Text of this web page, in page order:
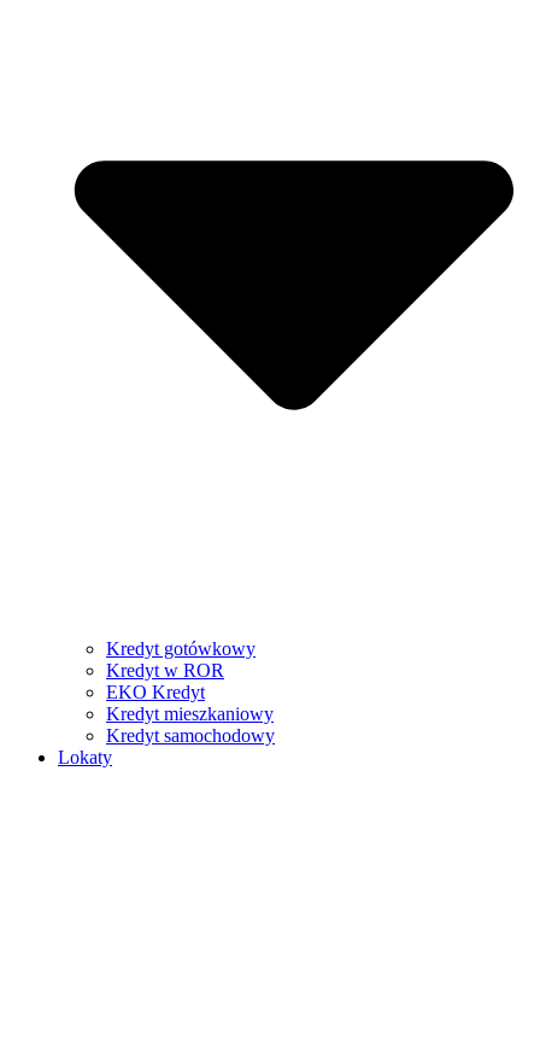
Kredyt gotówkowy
Kredyt w ROR
EKO Kredyt
Kredyt mieszkaniowy
Kredyt samochodowy
Lokaty